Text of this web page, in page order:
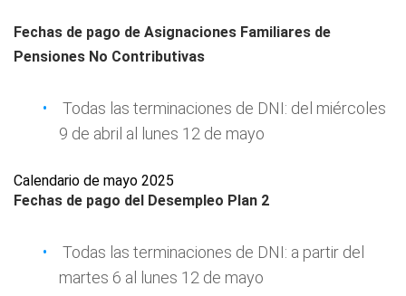
Fechas de pago de Asignaciones Familiares de
Pensiones No Contributivas
Todas las terminaciones de DNI: del miércoles
9 de abril al lunes 12 de mayo
Calendario de mayo 2025
Fechas de pago del Desempleo Plan 2
Todas las terminaciones de DNI: a partir del
martes 6 al lunes 12 de mayo